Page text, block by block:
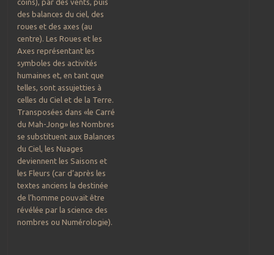
coins), par des vents, puis
des balances du ciel, des
roues et des axes (au
centre). Les Roues et les
Axes représentant les
symboles des activités
humaines et, en tant que
telles, sont assujetties à
celles du Ciel et de la Terre.
Transposées dans «le Carré
du Mah-Jong» les Nombres
se substituent aux Balances
du Ciel, les Nuages
deviennent les Saisons et
les Fleurs (car d’après les
textes anciens la destinée
de l’homme pouvait être
révélée par la science des
nombres ou Numérologie).